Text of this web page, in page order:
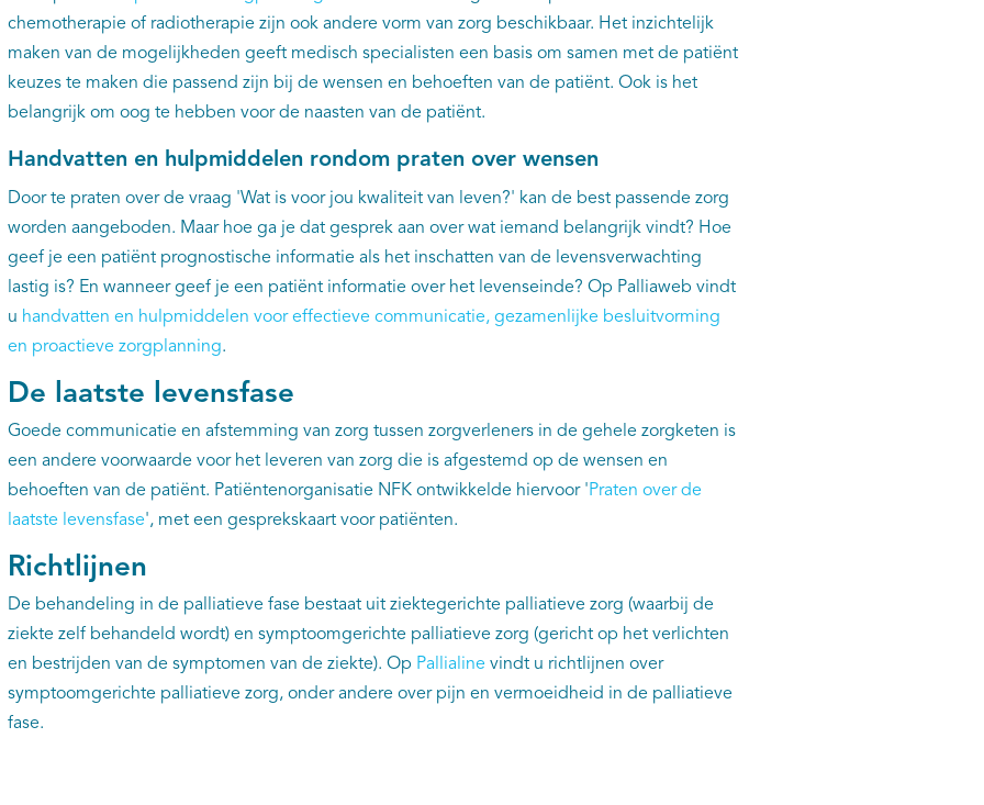
chemotherapie of radiotherapie zijn ook andere vorm van zorg beschikbaar. Het inzichtelijk
maken van de mogelijkheden geeft medisch specialisten een basis om samen met de patiënt
keuzes te maken die passend zijn bij de wensen en behoeften van de patiënt. Ook is het
belangrijk om oog te hebben voor de naasten van de patiënt.
Handvatten en hulpmiddelen rondom praten over wensen
Door te praten over de vraag 'Wat is voor jou kwaliteit van leven?' kan de best passende zorg
worden aangeboden. Maar hoe ga je dat gesprek aan over wat iemand belangrijk vindt? Hoe
geef je een patiënt prognostische informatie als het inschatten van de levensverwachting
lastig is? En wanneer geef je een patiënt informatie over het levenseinde? Op Palliaweb vindt
u handvatten en hulpmiddelen voor effectieve communicatie, gezamenlijke besluitvorming
en proactieve zorgplanning.
De laatste levensfase
Goede communicatie en afstemming van zorg tussen zorgverleners in de gehele zorgketen is
een andere voorwaarde voor het leveren van zorg die is afgestemd op de wensen en
behoeften van de patiënt. Patiëntenorganisatie NFK ontwikkelde hiervoor 'Praten over de
laatste levensfase', met een gesprekskaart voor patiënten.
Richtlijnen
De behandeling in de palliatieve fase bestaat uit ziektegerichte palliatieve zorg (waarbij de
ziekte zelf behandeld wordt) en symptoomgerichte palliatieve zorg (gericht op het verlichten
en bestrijden van de symptomen van de ziekte). Op Pallialinevindt u richtlijnen over
symptoomgerichte palliatieve zorg, onder andere over pijn en vermoeidheid in de palliatieve
fase.